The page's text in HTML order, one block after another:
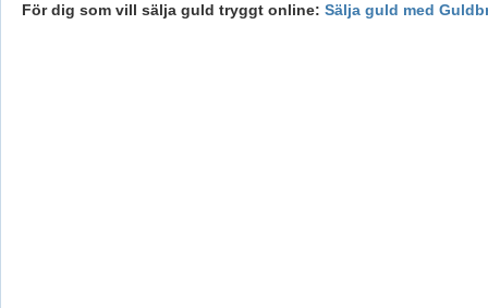
För dig som vill sälja guld tryggt online: Sälja guld med